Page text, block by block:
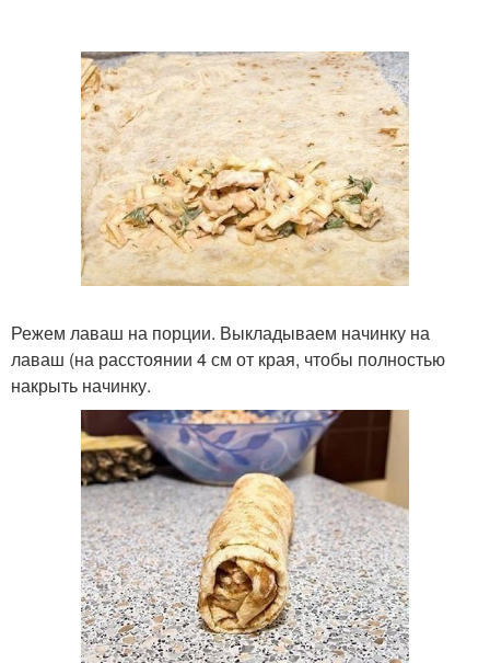
Режем лаваш на порции. Выкладываем начинку на
лаваш (на расстоянии 4 см от края, чтобы полностью
накрыть начинку.